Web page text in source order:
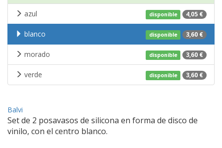
disponible 4,05 €
azul
disponible 3,60 €
blanco
disponible 3,60 €
morado
disponible 3,60 €
verde
Balvi
Set de 2 posavasos de silicona en forma de disco de
vinilo, con el centro blanco.